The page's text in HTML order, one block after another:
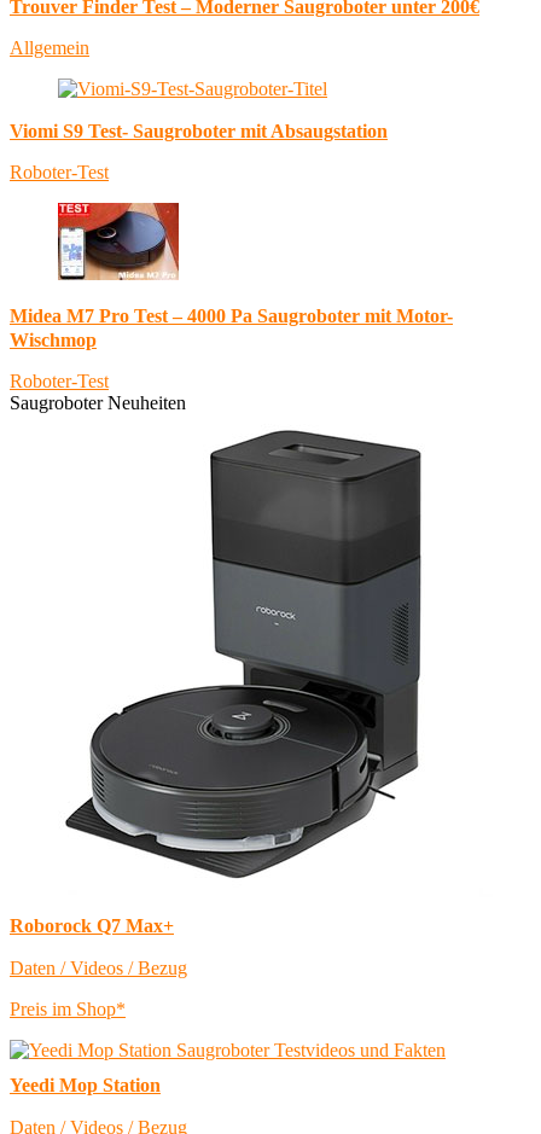
Trouver Finder Test – Moderner Saugroboter unter 200€
Allgemein
Viomi S9 Test- Saugroboter mit Absaugstation
Roboter-Test
Midea M7 Pro Test – 4000 Pa Saugroboter mit Motor-
Wischmop
Roboter-Test
Saugroboter Neuheiten
Roborock Q7 Max+
Daten / Videos / Bezug
Preis im Shop*
Yeedi Mop Station
Daten / Videos / Bezug